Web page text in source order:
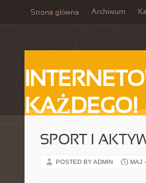
Strona główna Archiwum
KAŻDEGO!
SPORT I
POSTED BY ADMIN MAJ